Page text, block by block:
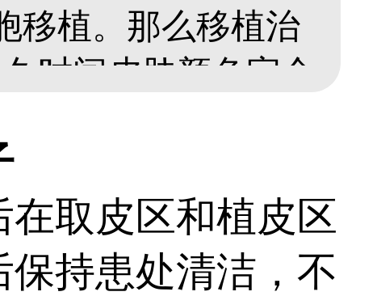
移植。那么移植治
时间皮肤颜色完全
。...
取皮区和植皮区
持患处清洁，不